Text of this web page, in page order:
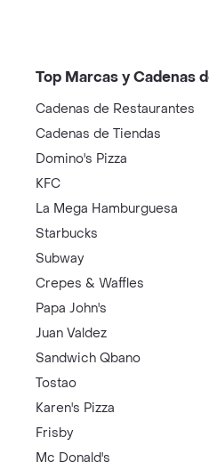
Top Marcas y Cadenas
Cadenas de Restaurantes
Cadenas de Tiendas
Domino's Pizza
KFC
La Mega Hamburguesa
Starbucks
Subway
Crepes & Waffles
Papa John's
Juan Valdez
Sandwich Qbano
Tostao
Karen's Pizza
Frisby
Mc Donald's